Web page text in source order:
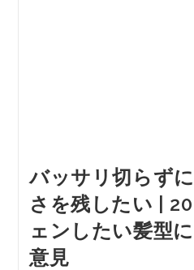
バッサリ切らず
さを残したい |
ェンしたい髪型
意見